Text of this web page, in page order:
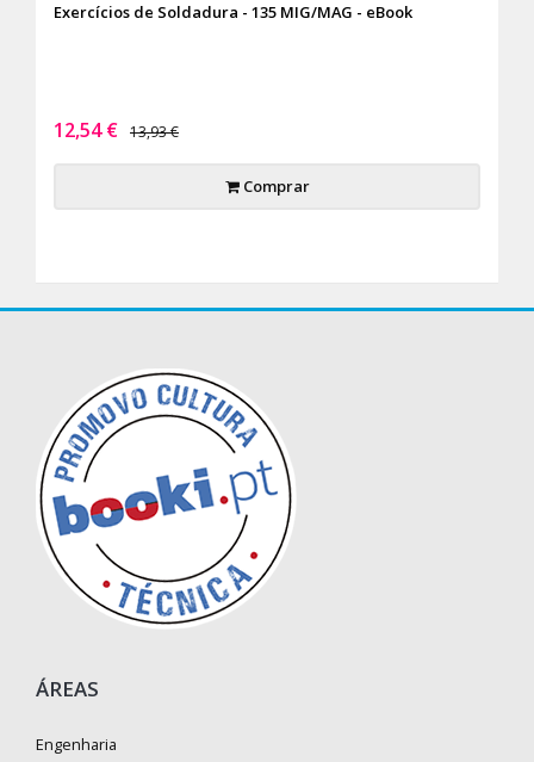
Exercícios de Soldadura - 135 MIG/MAG - eBook
12,54 € 13,93 €
Comprar
ÁREAS
Engenharia